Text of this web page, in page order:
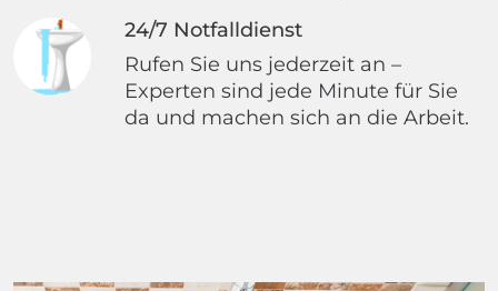
24/7 Notfalldienst
Rufen Sie uns jederzeit an –
Experten sind jede Minute für Sie
da und machen sich an die Arbeit.